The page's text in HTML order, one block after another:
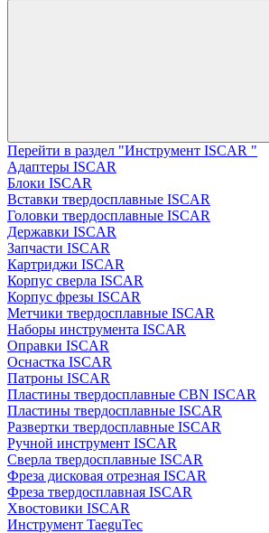
Перейти в раздел "Инструмент ISCAR "
Адаптеры ISCAR
Блоки ISCAR
Вставки твердосплавные ISCAR
Головки твердосплавные ISCAR
Державки ISCAR
Запчасти ISCAR
Картриджи ISCAR
Корпус сверла ISCAR
Корпус фрезы ISCAR
Метчики твердосплавные ISCAR
Наборы инструмента ISCAR
Оправки ISCAR
Оснастка ISCAR
Патроны ISCAR
Пластины твердосплавные CBN ISCAR
Пластины твердосплавные ISCAR
Развертки твердосплавные ISCAR
Ручной инструмент ISCAR
Сверла твердосплавные ISCAR
Фреза дисковая отрезная ISCAR
Фреза твердосплавная ISCAR
Хвостовики ISCAR
Инструмент TaeguTec